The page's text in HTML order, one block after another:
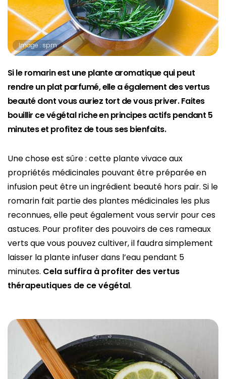
Image : spm
Si le romarin est une plante aromatique qui peut
rendre un plat parfumé, elle a également des vertus
beauté dont vous auriez tort de vous priver. Faites
bouillir ce végétal riche en principes actifs pendant 5
minutes et profitez de tous ses bienfaits.
Une chose est sûre : cette plante vivace aux
propriétés médicinales pouvant être préparée en
infusion peut être un ingrédient beauté hors pair. Si le
romarin fait partie des plantes médicinales les plus
reconnues, elle peut également vous servir pour ces
astuces. Pour profiter des pouvoirs de ces rameaux
verts que vous pouvez cultiver, il faudra simplement
laisser la plante infuser dans l’eau pendant 5
minutes. Cela suffira à profiter des vertus
thérapeutiques de ce végétal.